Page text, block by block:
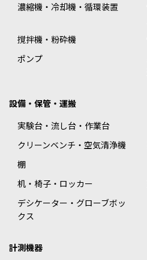
濃縮機・冷却機・循環装置
撹拌機・粉砕機
ポンプ
設備・保管・運搬
実験台・流し台・作業台
クリーンベンチ・空気清浄機
棚
机・椅子・ロッカー
デシケーター・グローブボッ
クス
計測機器